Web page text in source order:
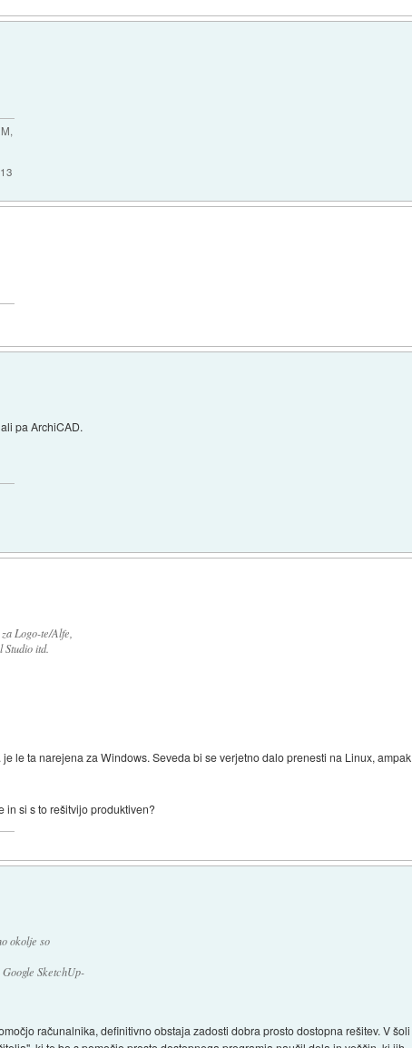
pa ArchiCAD.
Logo-te/Alfe,
itd.
le ta narejena za Windows. Seveda bi se verjetno dalo prenesti na Linux, ampak
in si s to rešitvijo produktiven?
okolje so
SketchUp-
računalnika, definitivno obstaja zadosti dobra prosto dostopna rešitev. V šoli